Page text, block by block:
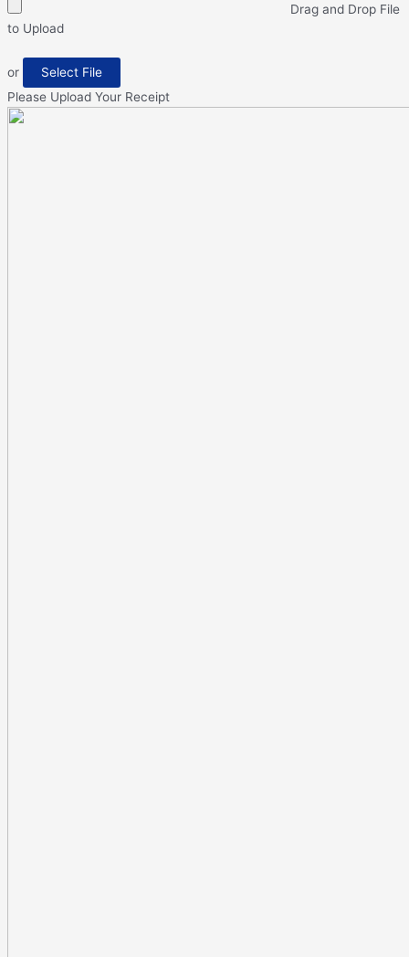
Drag and Drop File
to Upload
or
Select File
Please Upload Your Receipt